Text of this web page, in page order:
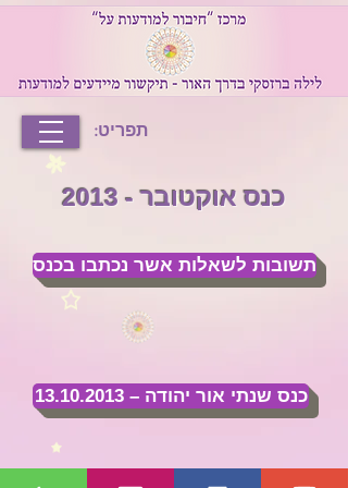
תפריט:
כנס אוקטובר - 2013
תשובות לשאלות אשר נכתבו בכנס
כנס שנתי אור יהודה – 13.10.2013